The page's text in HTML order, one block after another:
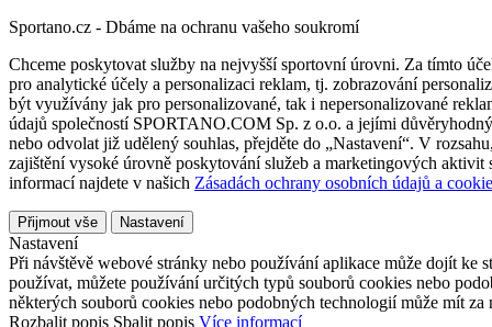
Sportano.cz - Dbáme na ochranu vašeho soukromí
Chceme poskytovat služby na nejvyšší sportovní úrovni. Za tímto
pro analytické účely a personalizaci reklam, tj. zobrazování
být využívány jak pro personalizované, tak i nepersonalizované
údajů společností SPORTANO.COM Sp. z o.o. a jejími
nebo odvolat již udělený souhlas, přejděte do „Nastavení“. V
zajištění vysoké úrovně poskytování služeb a marketingových
informací najdete v našich Zásadách ochrany osobních údajů a
Přijmout vše Nastavení
Nastavení
Při návštěvě webové stránky nebo používání aplikace může dojít ke
používat, můžete používání určitých typů souborů cookies nebo
některých souborů cookies nebo podobných technologií může mít
Rozbalit popis Sbalit popis Více informací